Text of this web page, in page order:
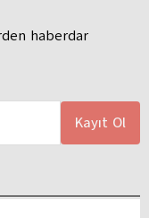
haberdar
Kayıt Ol